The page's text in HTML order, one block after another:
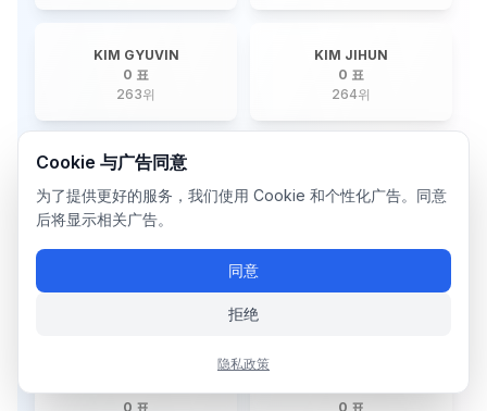
KIM GYUVIN
0 표
263위
KIM JIHUN
0 표
264위
YONGHEE
0 표
265위
0 표
266 위
0 표
0 표
0 표
0 표
Cookie 与广告同意
为了提供更好的服务，我们使用 Cookie 和个性化广告。同意
后将显示相关广告。
同意
拒绝
隐私政策